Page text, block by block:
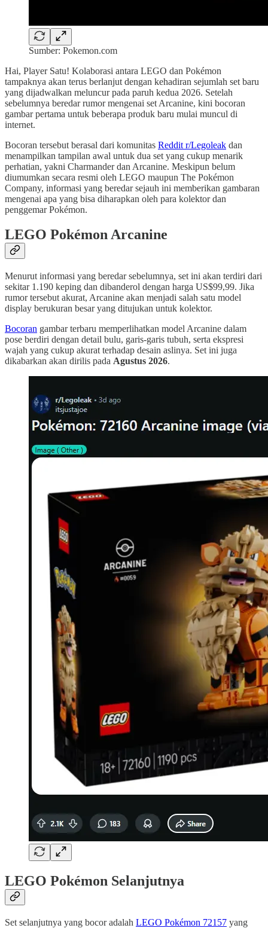
Sumber: Pokemon.com
Hai, Player Satu! Kolaborasi antara LEGO dan Pokémon
tampaknya akan terus berlanjut dengan kehadiran sejumlah set baru
yang dijadwalkan meluncur pada paruh kedua 2026. Setelah
sebelumnya beredar rumor mengenai set Arcanine, kini bocoran
gambar pertama untuk beberapa produk baru mulai muncul di
internet.
Bocoran tersebut berasal dari komunitas Reddit r/Legoleak dan
menampilkan tampilan awal untuk dua set yang cukup menarik
perhatian, yakni Charmander dan Arcanine. Meskipun belum
diumumkan secara resmi oleh LEGO maupun The Pokémon
Company, informasi yang beredar sejauh ini memberikan gambaran
mengenai apa yang bisa diharapkan oleh para kolektor dan
penggemar Pokémon.
LEGO Pokémon Arcanine
Menurut informasi yang beredar sebelumnya, set ini akan terdiri dari
sekitar 1.190 keping dan dibanderol dengan harga US$99,99. Jika
rumor tersebut akurat, Arcanine akan menjadi salah satu model
display berukuran besar yang ditujukan untuk kolektor.
Bocoran gambar terbaru memperlihatkan model Arcanine dalam
pose berdiri dengan detail bulu, garis-garis tubuh, serta ekspresi
wajah yang cukup akurat terhadap desain aslinya. Set ini juga
dikabarkan akan dirilis pada Agustus 2026.
LEGO Pokémon Selanjutnya
Set selanjutnya yang bocor adalah LEGO Pokémon 72157 yang